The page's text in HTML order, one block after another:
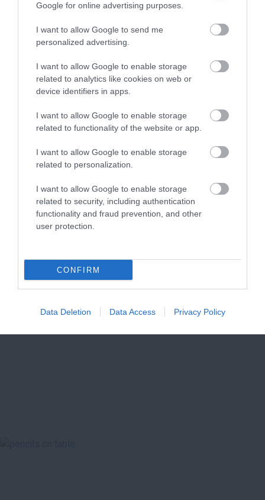
Google for online advertising purposes.
I want to allow Google to send me
personalized advertising.
I want to allow Google to enable storage
related to analytics like cookies on web or
device identifiers in apps.
I want to allow Google to enable storage
related to functionality of the website or app.
I want to allow Google to enable storage
related to personalization.
I want to allow Google to enable storage
related to security, including authentication
functionality and fraud prevention, and other
user protection.
CONFIRM
Data Deletion Data Access Privacy Policy
Προσκοπική Ομάδα Διάσωσης
Άγριας Ζωής
Οι Πρόσκοποι για τους Στόχους
Βιώσιμης Ανάπτυξης